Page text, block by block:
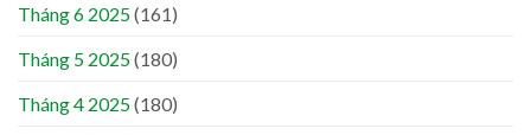
Tháng 6 2025(161)
Tháng 5 2025(180)
Tháng 4 2025(180)